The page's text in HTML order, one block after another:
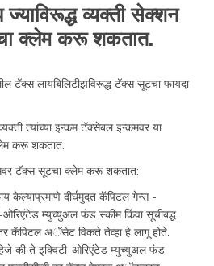
व्यक्ती सेक्शन
क्लेम करू शकतात.
टॅक्स लायबिलिटीझविरूद्ध टॅक्स सूटचा फायदा
त्यांच्या इन्कम टॅक्सेबल इन्कमवर या
करू शकतात.
टॅक्स सूटचा क्लेम करू शकतात:
केल्याप्रमाणे दीर्घमुदत कॅपिटल गेन्स -
ओरिएंटेड म्युच्युअल फंड स्कीम किंवा सूचीबद्ध
कॅपिटल अॅसेट विकते तेव्हा हे लागू होते.
की ते इक्विटी-ओरिएंटेड म्युच्युअल फंड